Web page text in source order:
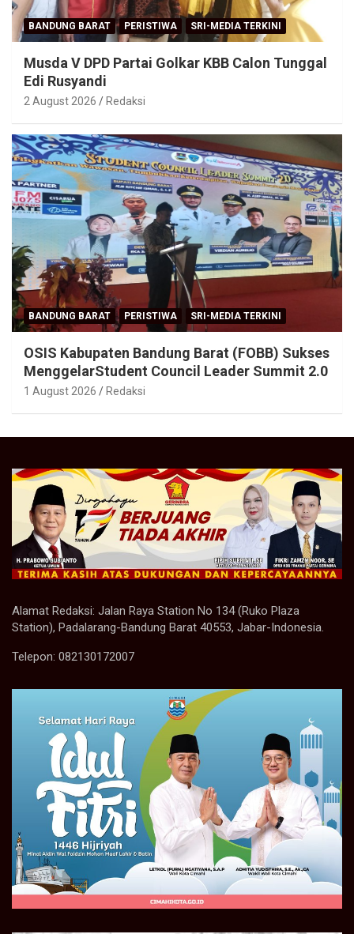
BANDUNG BARAT PERISTIWA SRI-MEDIA TERKINI
Musda V DPD Partai Golkar KBB Calon Tunggal
Edi Rusyandi
2 August 2026 Redaksi
BANDUNG BARAT PERISTIWA SRI-MEDIA TERKINI
OSIS Kabupaten Bandung Barat (FOBB) Sukses
MenggelarStudent Council Leader Summit 2.0
1 August 2026 Redaksi
Alamat Redaksi: Jalan Raya Station No 134 (Ruko Plaza
Station), Padalarang-Bandung Barat 40553, Jabar-Indonesia.
Telepon: 082130172007